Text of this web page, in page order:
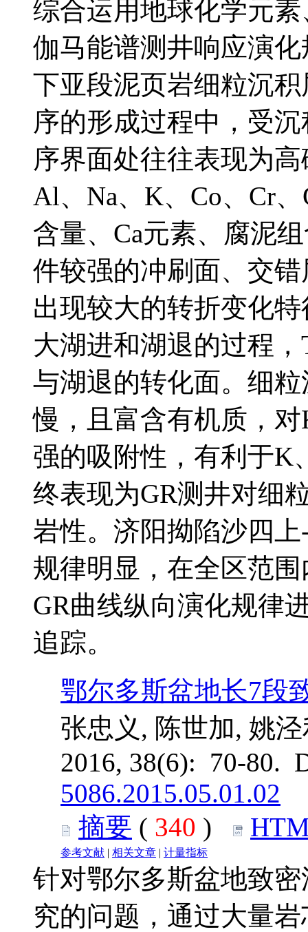
综合运用地球化学元
伽马能谱测井响应演
下亚段泥页岩细粒沉
序的形成过程中，受
序界面处往往表现为
Al、Na、K、Co、Cr
含量、Ca元素、腐泥
件较强的冲刷面、交
出现较大的转折变化
大湖进和湖退的过程
与湖退的转化面。细
慢，且富含有机质，
强的吸附性，有利于K
终表现为GR测井对细
岩性。济阳拗陷沙四
规律明显，在全区范
GR曲线纵向演化规律
追踪。
鄂尔多斯盆地长7段
张忠义, 陈世加, 姚
2016, 38(6): 70-80.
5086.2015.05.01.02
摘要 ( 340 )
参考文献 | 相关文章 | 计量指标
针对鄂尔多斯盆地致
究的问题，通过大量